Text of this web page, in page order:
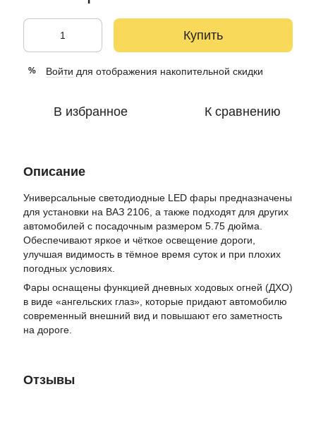
Купить
% Войти для отображения накопительной скидки
В избранное К сравнению
Описание
Универсальные светодиодные LED фары предназначены
для установки на ВАЗ 2106, а также подходят для других
автомобилей с посадочным размером 5.75 дюйма.
Обеспечивают яркое и чёткое освещение дороги,
улучшая видимость в тёмное время суток и при плохих
погодных условиях.
Фары оснащены функцией дневных ходовых огней (ДХО)
в виде «ангельских глаз», которые придают автомобилю
современный внешний вид и повышают его заметность
на дороге.
Отзывы